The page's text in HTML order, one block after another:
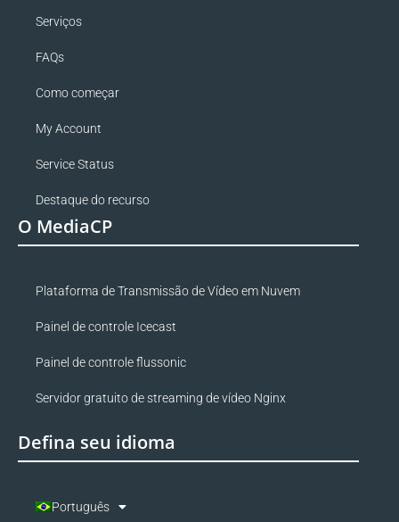
Serviços
FAQs
Como começar
My Account
Service Status
Destaque do recurso
O MediaCP
Plataforma de Transmissão de Vídeo em Nuvem
Painel de controle Icecast
Painel de controle flussonic
Servidor gratuito de streaming de vídeo Nginx
Defina seu idioma
Português